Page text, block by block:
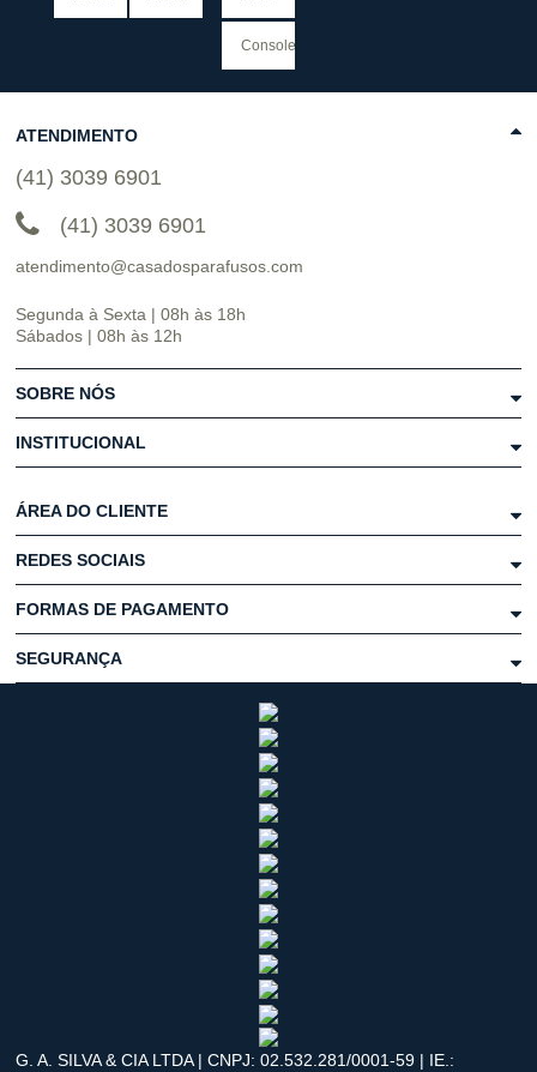
ATENDIMENTO
(41) 3039 6901
(41) 3039 6901
atendimento@casadosparafusos.com
Segunda à Sexta | 08h às 18h
Sábados | 08h às 12h
SOBRE NÓS
INSTITUCIONAL
ÁREA DO CLIENTE
REDES SOCIAIS
FORMAS DE PAGAMENTO
SEGURANÇA
G. A. SILVA & CIA LTDA | CNPJ: 02.532.281/0001-59 | IE.: